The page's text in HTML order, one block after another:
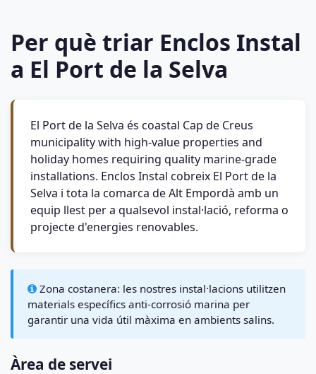
Per què triar Enclos Instal
a El Port de la Selva
El Port de la Selva és coastal Cap de Creus
municipality with high-value properties and
holiday homes requiring quality marine-grade
installations. Enclos Instal cobreix El Port de la
Selva i tota la comarca de Alt Empordà amb un
equip llest per a qualsevol instal·lació, reforma o
projecte d'energies renovables.
Zona costanera: les nostres instal·lacions utilitzen
materials específics anti-corrosió marina per
garantir una vida útil màxima en ambients salins.
Àrea de servei